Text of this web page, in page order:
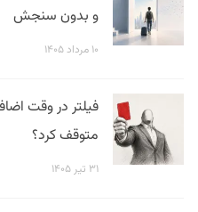
و بدون سنجش
۱۰ مرداد ۱۴۰۵
متوقف کرد؟
۳۱ تیر ۱۴۰۵